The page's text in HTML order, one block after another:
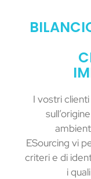
I vostri
ESourcing vi
criteri e di
i